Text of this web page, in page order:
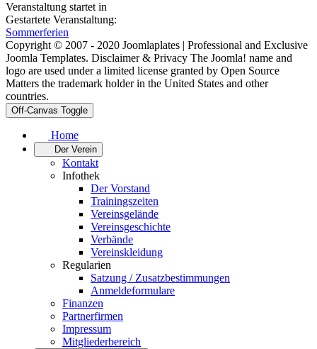
Veranstaltung startet in
Gestartete Veranstaltung:
Sommerferien
Copyright © 2007 - 2020 Joomlaplates | Professional and Exclusive
Joomla Templates. Disclaimer & Privacy The Joomla! name and
logo are used under a limited license granted by Open Source
Matters the trademark holder in the United States and other
countries.
Off-Canvas Toggle
Home
Der Verein
Kontakt
Infothek
Der Vorstand
Trainingszeiten
Vereinsgelände
Vereinsgeschichte
Verbände
Vereinskleidung
Regularien
Satzung / Zusatzbestimmungen
Anmeldeformulare
Finanzen
Partnerfirmen
Impressum
Mitgliederbereich